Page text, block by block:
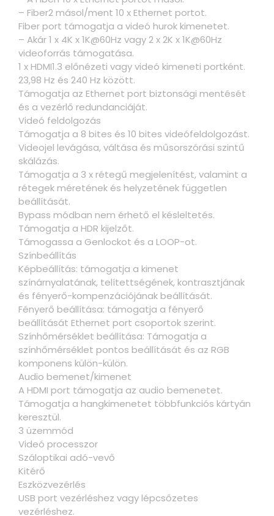
– Fiber2 másol/ment 10 x Ethernet portot.
Fiber port támogatja a videó hurok kimenetet.
– Akár 1 x 4K x 1K@60Hz vagy 2 x 2K x 1K@60Hz
videoforrás támogatása.
1 x HDMI1.3 előnézeti vagy videó kimeneti portként.
23,98 Hz és 240 Hz között.
Támogatja az Ethernet port biztonsági mentését
és a vezérlő redundanciáját.
Videó feldolgozás
Támogatja a 8 bites és 10 bites videófeldolgozást.
Videojel levágása, váltása és műsorszórási szintű
skálázás.
Támogatja a 3 x rétegű megjelenítést, valamint a
rétegek méretének és helyzetének független
beállítását.
Bypass módban nem érhető el késleltetés.
Támogatja a HDR kijelzőt.
Támogassa a Genlockot és a LOOP-ot.
Színbeállítás
Képbeállítás: támogatja a kimenet
színárnyalatának, telítettségének, kontrasztjának
és fényerő-kompenzációjának beállítását.
Fényerő beállítása: támogatja a fényerő
beállítását Ethernet port csoportok szerint.
Színhőmérséklet beállítása: Támogatja a
színhőmérséklet pontos beállítását és az RGB
komponens külön-külön.
Audio bemenet/kimenet
A HDMI port támogatja az audio bemenetet.
Támogatja a hangkimenetet többfunkciós kártyán
keresztül.
3 üzemmód
Videó processzor
Száloptikai adó-vevő
Kitérő
Eszközvezérlés
USB port vezérléshez vagy lépcsőzetes
vezérléshez.